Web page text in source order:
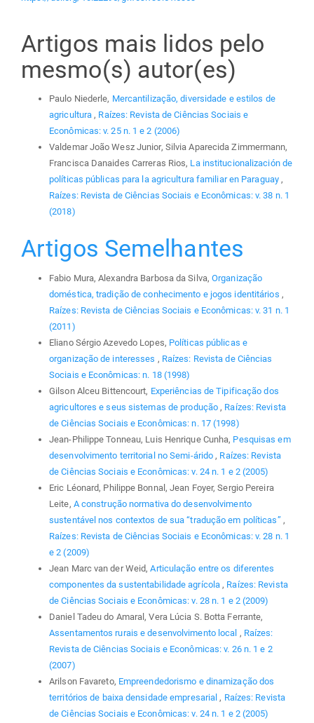
Artigos mais lidos pelo
mesmo(s) autor(es)
Paulo Niederle, Mercantilização, diversidade e estilos de
agricultura, Raízes: Revista de Ciências Sociais e
Econômicas: v. 25 n. 1 e 2 (2006)
Valdemar João Wesz Junior, Silvia Aparecida Zimmermann,
Francisca Danaides Carreras Rios, La institucionalización de
políticas públicas para la agricultura familiar en Paraguay,
Raízes: Revista de Ciências Sociais e Econômicas: v. 38 n. 1
(2018)
Artigos Semelhantes
Fabio Mura, Alexandra Barbosa da Silva,Organização
doméstica, tradição de conhecimento e jogos identitários ,
Raízes: Revista de Ciências Sociais e Econômicas: v. 31 n. 1
(2011)
Eliano Sérgio Azevedo Lopes, Políticas públicas e
organização de interesses , Raízes: Revista de Ciências
Sociais e Econômicas: n. 18 (1998)
Gilson Alceu Bittencourt, Experiências de Tipificação dos
agricultores e seus sistemas de produção , Raízes: Revista
de Ciências Sociais e Econômicas: n. 17 (1998)
Jean-Philippe Tonneau, Luis Henrique Cunha, Pesquisas em
desenvolvimento territorial no Semi-árido , Raízes: Revista
de Ciências Sociais e Econômicas: v. 24 n. 1 e 2 (2005)
Eric Léonard, Philippe Bonnal, Jean Foyer, Sergio Pereira
Leite, A construção normativa do desenvolvimento
sustentável nos contextos de sua “tradução em políticas” ,
Raízes: Revista de Ciências Sociais e Econômicas: v. 28 n. 1
e 2 (2009)
Jean Marc van der Weid,Articulação entre os diferentes
componentes da sustentabilidade agrícola , Raízes: Revista
de Ciências Sociais e Econômicas: v. 28 n. 1 e 2 (2009)
Daniel Tadeu do Amaral, Vera Lúcia S. Botta Ferrante,
Assentamentos rurais e desenvolvimento local , Raízes:
Revista de Ciências Sociais e Econômicas: v. 26 n. 1 e 2
(2007)
Arilson Favareto, Empreendedorismo e dinamização dos
territórios de baixa densidade empresarial , Raízes: Revista
de Ciências Sociais e Econômicas: v. 24 n. 1 e 2 (2005)